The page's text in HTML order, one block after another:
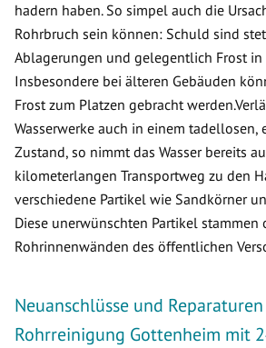
hadern haben. So simpel auch die
Rohrbruch sein können: Schuld sind
Ablagerungen und gelegentlich Frost in
Insbesondere bei älteren Gebäuden
Frost zum Platzen gebracht
Wasserwerke auch in einem tadellosen,
Zustand, so nimmt das Wasser bereits
kilometerlangen Transportweg zu den
verschiedene Partikel wie Sandkörner
Diese unerwünschten Partikel
Rohrinnenwänden des öffentlichen
Neuanschlüsse und
Rohrreinigung Gottenheim mit